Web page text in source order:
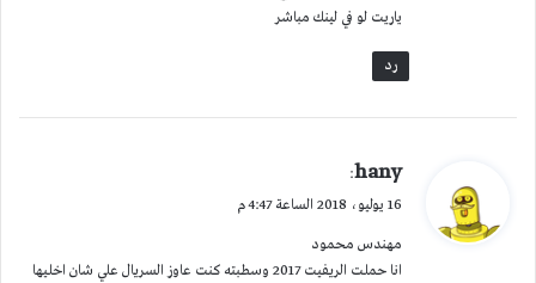
ياريت لو في لينك مباشر
رد
ي
ل
hany
:
16 يوليو، 2018 الساعة 4:47 م
مهندس محمود
انا حملت الريفيت 2017 وسطبته كنت عاوز السريال علي شان اخليها